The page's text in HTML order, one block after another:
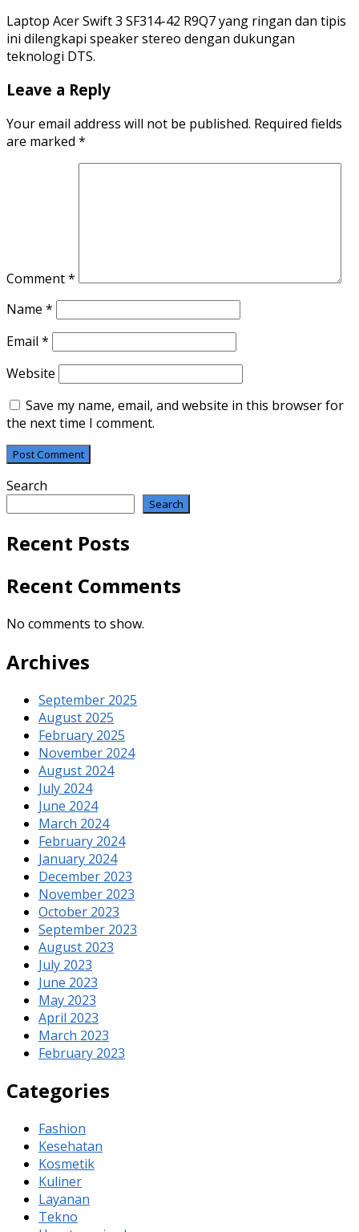
Laptop Acer Swift 3 SF314-42 R9Q7 yang ringan dan tipis
ini dilengkapi speaker stereo dengan dukungan
teknologi DTS.
Leave a Reply
Your email address will not be published. Required fields
are marked *
Comment*
Name *
Email *
Website
Save my name, email, and website in this browser for
the next time I comment.
Search
Search
Recent Posts
Recent Comments
No comments to show.
Archives
September 2025
August 2025
February 2025
November 2024
August 2024
July 2024
June 2024
March 2024
February 2024
January 2024
December 2023
November 2023
October 2023
September 2023
August 2023
July 2023
June 2023
May 2023
April 2023
March 2023
February 2023
Categories
Fashion
Kesehatan
Kosmetik
Kuliner
Layanan
Tekno